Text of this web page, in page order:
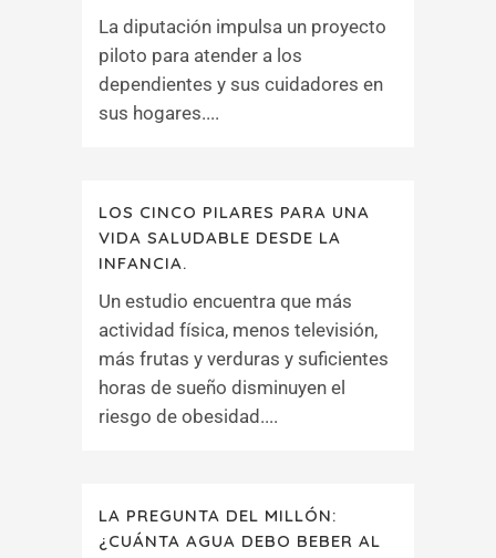
La diputación impulsa un proyecto
piloto para atender a los
dependientes y sus cuidadores en
sus hogares....
LOS CINCO PILARES PARA UNA
VIDA SALUDABLE DESDE LA
INFANCIA.
Un estudio encuentra que más
actividad física, menos televisión,
más frutas y verduras y suficientes
horas de sueño disminuyen el
riesgo de obesidad....
LA PREGUNTA DEL MILLÓN:
¿CUÁNTA AGUA DEBO BEBER AL